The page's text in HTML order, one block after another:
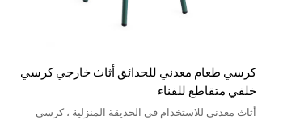
كرسي طعام معدني للحدائق أثاث خارجي كرسي
خلفي متقاطع للفناء
أثاث معدني للاستخدام في الحديقة المنزلية ، كرسي